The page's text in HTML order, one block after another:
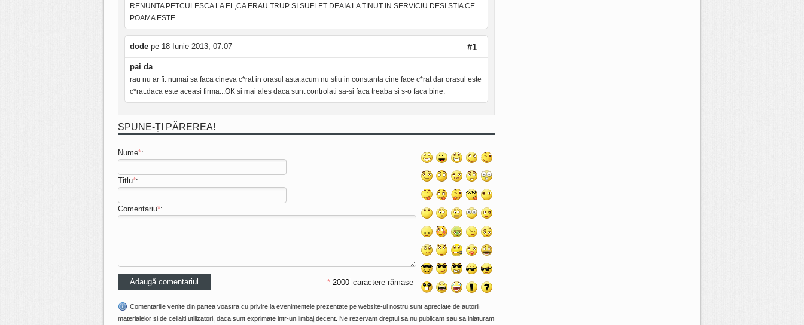
RENUNTA PETCULESCA LA EL,CA ERAU TRUP SI SUFLET DEAIA LA TINUT IN SERVICIU DESI STIA CE
POAMA ESTE
dode pe 18 Iunie 2013, 07:07 #1
pai da
rau nu ar fi. numai sa faca cineva c*rat in orasul asta.acum nu stiu in constanta cine face c*rat dar orasul este
c*rat.daca este aceasi firma...OK si mai ales daca sunt controlati sa-si faca treaba si s-o faca bine.
SPUNE-ȚI PĂREREA!
Nume*:
Titlu*:
Comentariu*:
* caractere rămase
Comentariile venite din partea voastra cu privire la evenimentele prezentate pe website-ul nostru sunt apreciate de autorii
materialelor si de ceilalti utilizatori, daca sunt exprimate intr-un limbaj decent. Ne rezervam dreptul sa nu publicam sau sa inlaturam